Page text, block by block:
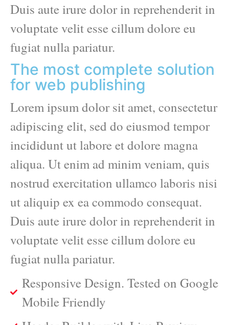
Duis aute irure dolor in reprehenderit in
voluptate velit esse cillum dolore eu
fugiat nulla pariatur.
The most complete solution
for web publishing
Lorem ipsum dolor sit amet, consectetur
adipiscing elit, sed do eiusmod tempor
incididunt ut labore et dolore magna
aliqua. Ut enim ad minim veniam, quis
nostrud exercitation ullamco laboris nisi
ut aliquip ex ea commodo consequat.
Duis aute irure dolor in reprehenderit in
voluptate velit esse cillum dolore eu
fugiat nulla pariatur.
Responsive Design. Tested on Google
Mobile Friendly